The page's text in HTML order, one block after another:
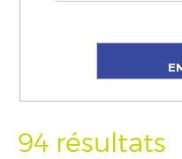
94 résultats